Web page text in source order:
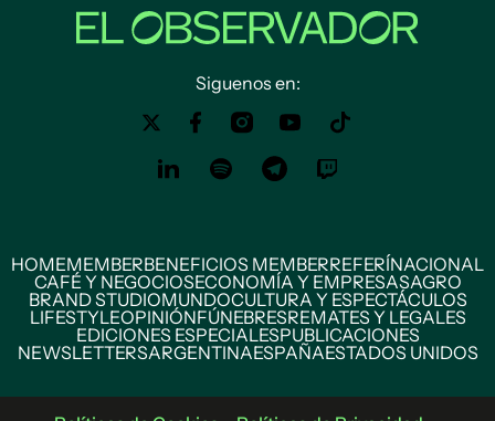
Siguenos en:
HOMEMEMBERBENEFICIOS MEMBERREFERÍNACIONAL
CAFÉ Y NEGOCIOSECONOMÍA Y EMPRESASAGRO
BRAND STUDIOMUNDOCULTURA Y ESPECTÁCULOS
LIFESTYLEOPINIÓNFÚNEBRESREMATES Y LEGALES
EDICIONES ESPECIALESPUBLICACIONES
NEWSLETTERSARGENTINAESPAÑAESTADOS UNIDOS